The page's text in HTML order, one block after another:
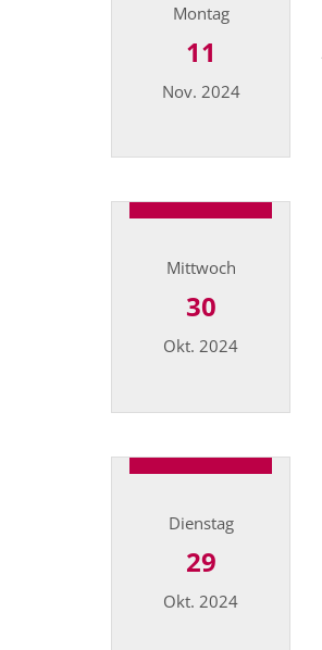
Montag
11
Nov. 2024
Mittwoch
30
Okt. 2024
Dienstag
29
Okt. 2024